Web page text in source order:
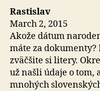
Rastislav
March 2, 2015
Akože dátum
máte za dokumenty?
zväčšite si litery.
už našli údaje o tom,
mnohých